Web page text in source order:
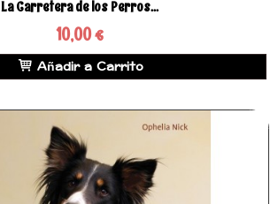
La Carretera de los Perros...
10,00 €
Añadir a Carrito